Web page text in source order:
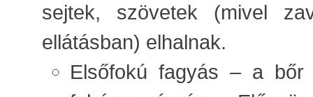
sejtek, szövetek (mivel
ellátásban) elhalnak.
Elsőfokú fagyás – a bőr